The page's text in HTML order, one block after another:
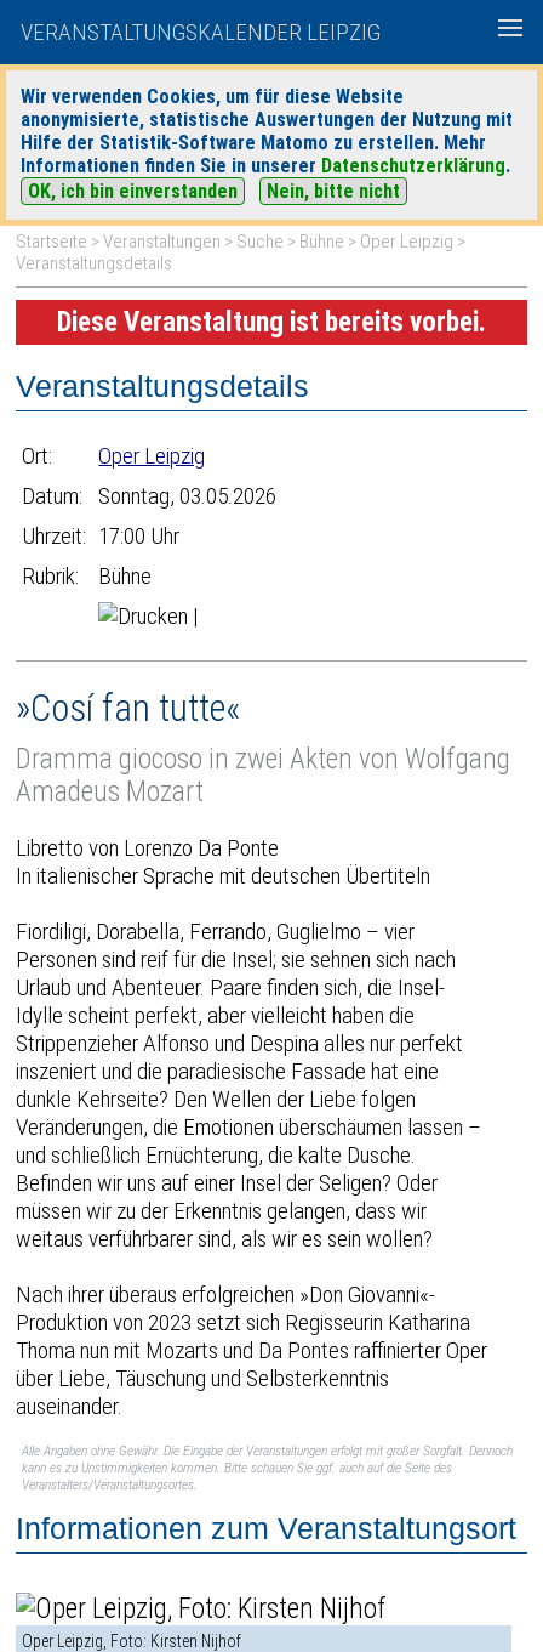
VERANSTALTUNGSKALENDER LEIPZIG
Wir verwenden Cookies, um für diese Website
anonymisierte, statistische Auswertungen der Nutzung mit
Hilfe der Statistik-Software Matomo zu erstellen. Mehr
Informationen finden Sie in unserer Datenschutzerklärung.
OK, ich bin einverstanden
Nein, bitte nicht
heute|morgen| Detaillierte Suche
Startseite >Veranstaltungen > Suche > Bühne > Oper Leipzig >
Veranstaltungsdetails
Diese Veranstaltung ist bereits vorbei.
Veranstaltungsdetails
Ort:
Oper Leipzig
Datum:
Sonntag, 03.05.2026
Uhrzeit: 17:00 Uhr
Rubrik:
Bühne
|
»Cosí fan tutte«
Dramma giocoso in zwei Akten von Wolfgang
Amadeus Mozart
Libretto von Lorenzo Da Ponte
In italienischer Sprache mit deutschen Übertiteln
Fiordiligi, Dorabella, Ferrando, Guglielmo – vier
Personen sind reif für die Insel; sie sehnen sich nach
Urlaub und Abenteuer. Paare finden sich, die Insel-
Idylle scheint perfekt, aber vielleicht haben die
Strippenzieher Alfonso und Despina alles nur perfekt
inszeniert und die paradiesische Fassade hat eine
dunkle Kehrseite? Den Wellen der Liebe folgen
Veränderungen, die Emotionen überschäumen lassen –
und schließlich Ernüchterung, die kalte Dusche.
Befinden wir uns auf einer Insel der Seligen? Oder
müssen wir zu der Erkenntnis gelangen, dass wir
weitaus verführbarer sind, als wir es sein wollen?
Nach ihrer überaus erfolgreichen »Don Giovanni«-
Produktion von 2023 setzt sich Regisseurin Katharina
Thoma nun mit Mozarts und Da Pontes raffinierter Oper
über Liebe, Täuschung und Selbsterkenntnis
auseinander.
Alle Angaben ohne Gewähr. Die Eingabe der Veranstaltungen erfolgt mit großer Sorgfalt. Dennoch
kann es zu Unstimmigkeiten kommen. Bitte schauen Sie ggf. auch auf die Seite des
Veranstalters/Veranstaltungsortes.
Informationen zum Veranstaltungsort
Oper Leipzig, Foto: Kirsten Nijhof